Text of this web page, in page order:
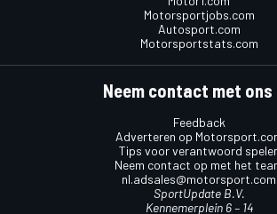
Motorsportjobs.com
Autosport.com
Motorsportstats.com
Neem contact met ons
Feedback
Adverteren op
Tips voor verantwoord
Neem contact op met het
nl.adsales@motorsport.com
SportUpdate B.V.
Kennemerplein 6 – 14